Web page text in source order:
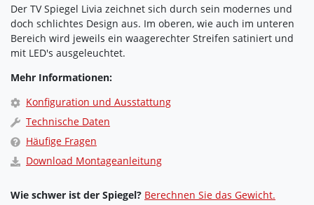
Der TV Spiegel Livia zeichnet sich durch sein modernes und
doch schlichtes Design aus. Im oberen, wie auch im unteren
Bereich wird jeweils ein waagerechter Streifen satiniert und
mit LED's ausgeleuchtet.
Mehr Informationen:
Konfiguration und Ausstattung
Technische Daten
Häufige Fragen
Download Montageanleitung
Wie schwer ist der Spiegel? Berechnen Sie das Gewicht.